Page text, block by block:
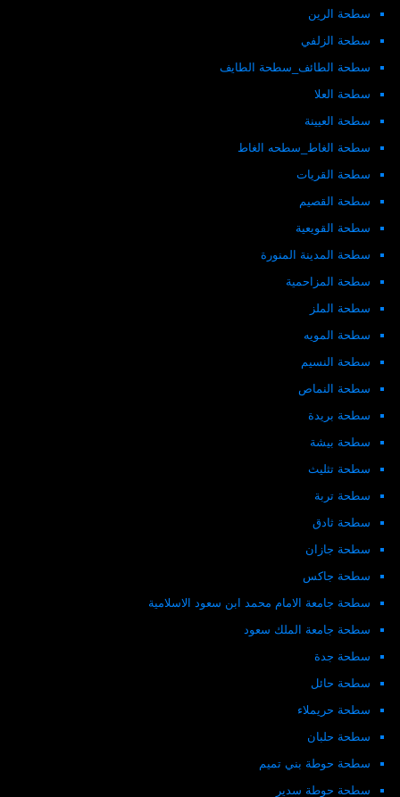
سطحة الرين
سطحة الزلفي
سطحة الطائف_سطحة الطايف
سطحة العلا
سطحة العيينة
سطحة الغاط_سطحه الغاط
سطحة القريات
سطحة القصيم
سطحة القويعية
سطحة المدينة المنورة
سطحة المزاحمية
سطحة الملز
سطحة المويه
سطحة النسيم
سطحة النماص
سطحة بريدة
سطحة بيشة
سطحة تثليث
سطحة تربة
سطحة ثادق
سطحة جازان
سطحة جاكس
سطحة جامعة الامام محمد ابن سعود الاسلامية
سطحة جامعة الملك سعود
سطحة جدة
سطحة حائل
سطحة حريملاء
سطحة حلبان
سطحة حوطة بني تميم
سطحة حوطة سدير